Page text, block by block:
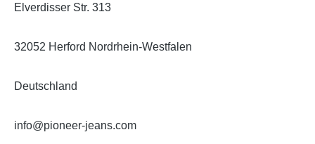
Elverdisser Str. 313
32052 Herford Nordrhein-Westfalen
Deutschland
info@pioneer-jeans.com